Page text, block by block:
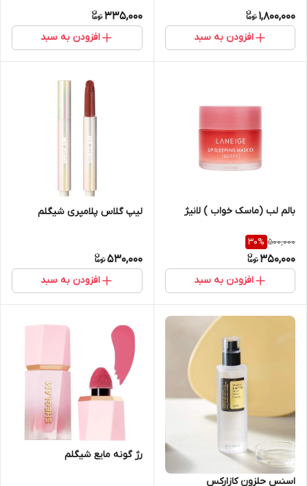
1,800,000
افزودن به سبد
335,000
افزودن به سبد
بالم لب (ماسک خواب ) لانیژ
500,000
30%
350,000
افزودن به سبد
لیپ گلاس پلامپری شیگلم
530,000
افزودن به سبد
اسنس حلزون کازارکس
رژ گونه مایع شیگلم